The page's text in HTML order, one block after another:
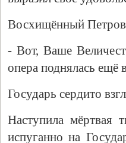
Восхищённый Петров
- Вот, Ваше
опера поднялась ещё
Государь сердито
Наступила мёртвая
испуганно на